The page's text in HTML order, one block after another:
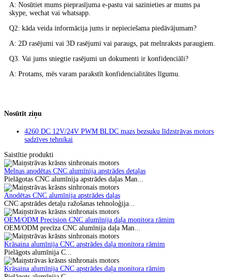
A: Nosūtiet mums pieprasījuma e-pastu vai sazinieties ar mums pa
skype, wechat vai whatsapp.
Q2: kāda veida informācija jums ir nepieciešama piedāvājumam?
A: 2D rasējumi vai 3D rasējumi vai paraugs, pat melnraksts paraugiem.
Q3. Vai jums sniegtie rasējumi un dokumenti ir konfidenciāli?
A: Protams, mēs varam parakstīt konfidencialitātes līgumu.
Nosūtīt ziņu
4260 DC 12V/24V PWM BLDC mazs bezsuku līdzstrāvas motors
sadzīves tehnikai
Saistītie produkti
Melnas anodētas CNC alumīnija apstrādes detaļas
Pielāgotas CNC alumīnija apstrādes daļas Man...
Anodētas CNC alumīnija apstrādes daļas
CNC apstrādes detaļu ražošanas tehnoloģija...
OEM/ODM Precision CNC alumīnija daļa monitora rāmim
OEM/ODM precīza CNC alumīnija daļa Man...
Krāsaina alumīnija CNC apstrādes daļa monitora rāmim
Pielāgots alumīnija C...
Krāsaina alumīnija CNC apstrādes daļa monitora rāmim